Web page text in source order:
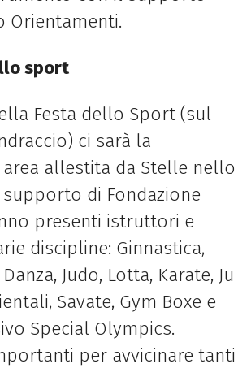
Orientamenti.
sport
Festa dello Sport (sul
ci sarà la
allestita da Stelle nello
di Fondazione
presenti istruttori e
discipline: Ginnastica,
Judo, Lotta, Karate, Ju
Savate, Gym Boxe e
Special Olympics.
per avvicinare tanti